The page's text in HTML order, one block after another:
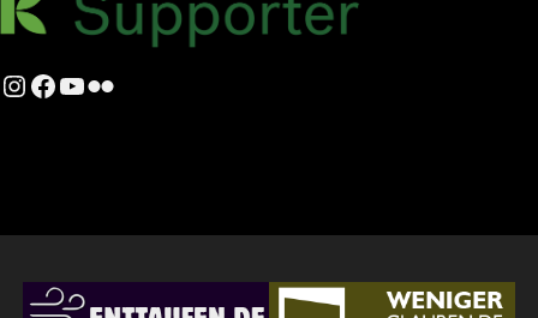
Instagram
Facebook
YouTube
Flickr